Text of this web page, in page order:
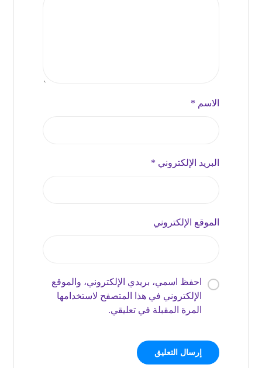
الاسم *
البريد الإلكتروني *
الموقع الإلكتروني
احفظ اسمي، بريدي الإلكتروني، والموقع
الإلكتروني في هذا المتصفح لاستخدامها
المرة المقبلة في تعليقي.